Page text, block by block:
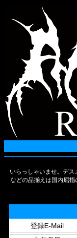
いらっしゃいませ。デ
などの品揃えは国内屈
登録E-Mail